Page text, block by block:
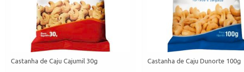
Castanha de Caju Cajumil 30g Castanha de Caju Dunorte 100g